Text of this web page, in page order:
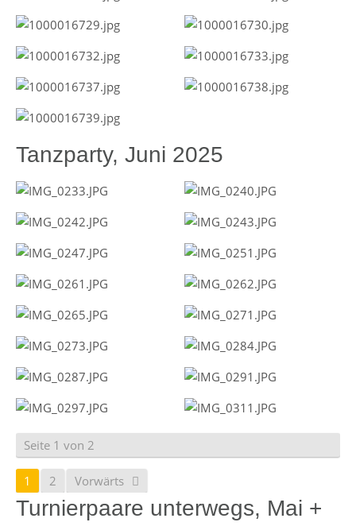
Tanzparty, Juni 2025
Seite 1 von 2
1 2 Vorwärts
Turnierpaare unterwegs, Mai +